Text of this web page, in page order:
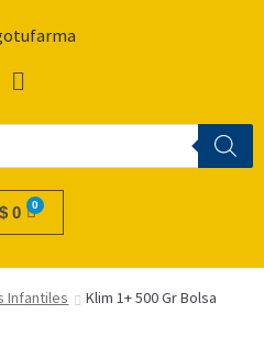
$ 0
Infantiles Klim 1+ 500 Gr Bolsa